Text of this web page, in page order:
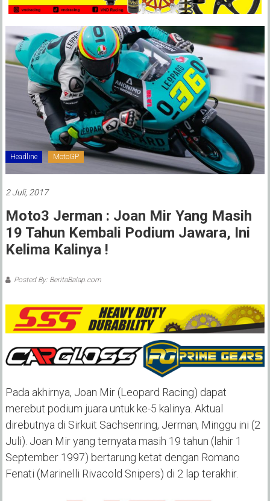
Headline MotoGP
2 Juli, 2017
Moto3 Jerman : Joan Mir Yang Masih
19 Tahun Kembali Podium Jawara, Ini
Kelima Kalinya !
Posted By: BeritaBalap.com
Pada akhirnya, Joan Mir (Leopard Racing) dapat
merebut podium juara untuk ke-5 kalinya. Aktual
direbutnya di Sirkuit Sachsenring, Jerman, Minggu ini (2
Juli). Joan Mir yang ternyata masih 19 tahun (lahir 1
September 1997) bertarung ketat dengan Romano
Fenati (Marinelli Rivacold Snipers) di 2 lap terakhir.